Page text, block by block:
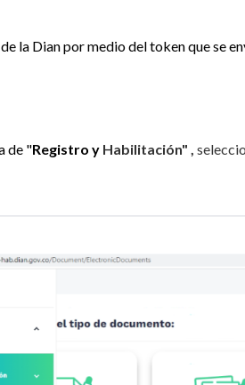
la Dian por medio del token que se
de "Registro y Habilitación" ,